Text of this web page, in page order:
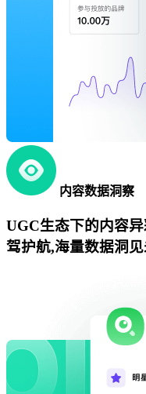
内容数据洞察
UGC生态下的内容
驾护航,海量数据洞见